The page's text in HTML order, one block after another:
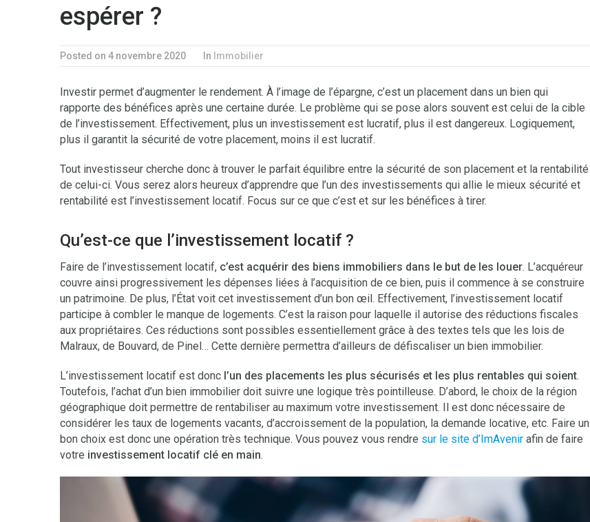
espérer ?
Posted on 4 novembre 2020 In Immobilier
Investir permet d’augmenter le rendement. À l’image de l’épargne, c’est un placement dans un bien qui
rapporte des bénéfices après une certaine durée. Le problème qui se pose alors souvent est celui de la cible
de l’investissement. Effectivement, plus un investissement est lucratif, plus il est dangereux. Logiquement,
plus il garantit la sécurité de votre placement, moins il est lucratif.
Tout investisseur cherche donc à trouver le parfait équilibre entre la sécurité de son placement et la rentabilité
de celui-ci. Vous serez alors heureux d’apprendre que l’un des investissements qui allie le mieux sécurité et
rentabilité est l’investissement locatif. Focus sur ce que c’est et sur les bénéfices à tirer.
Qu’est-ce que l’investissement locatif ?
Faire de l’investissement locatif, c’est acquérir des biens immobiliers dans le but de les louer. L’acquéreur
couvre ainsi progressivement les dépenses liées à l’acquisition de ce bien, puis il commence à se construire
un patrimoine. De plus, l’État voit cet investissement d’un bon œil. Effectivement, l’investissement locatif
participe à combler le manque de logements. C’est la raison pour laquelle il autorise des réductions fiscales
aux propriétaires. Ces réductions sont possibles essentiellement grâce à des textes tels que les lois de
Malraux, de Bouvard, de Pinel… Cette dernière permettra d’ailleurs de défiscaliser un bien immobilier.
L’investissement locatif est donc l’un des placements les plus sécurisés et les plus rentables qui soient.
Toutefois, l’achat d’un bien immobilier doit suivre une logique très pointilleuse. D’abord, le choix de la région
géographique doit permettre de rentabiliser au maximum votre investissement. Il est donc nécessaire de
considérer les taux de logements vacants, d’accroissement de la population, la demande locative, etc. Faire un
bon choix est donc une opération très technique. Vous pouvez vous rendre sur le site d’ImAvenir afin de faire
votre investissement locatif clé en main.